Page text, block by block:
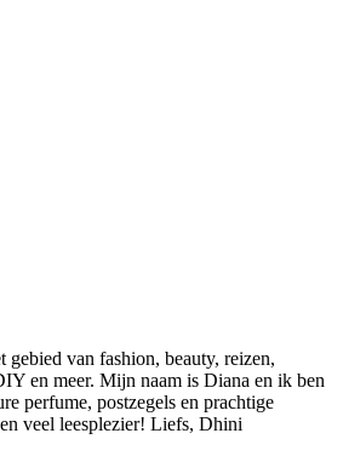
van fashion, beauty, reizen,
en meer. Mijn naam is Diana en ik ben
perfume, postzegels en prachtige
veel leesplezier! Liefs, Dhini